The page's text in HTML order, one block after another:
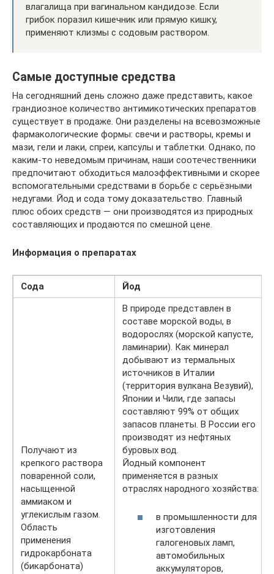
влагалища при вагинальном кандидозе. Если
грибок поразил кишечник или прямую кишку,
применяют клизмы с содовым раствором.
Самые доступные средства
На сегодняшний день сложно даже представить, какое
грандиозное количество антимикотических препаратов
существует в продаже. Они разделены на всевозможные
фармакологические формы: свечи и растворы, кремы и
мази, гели и лаки, спреи, капсулы и таблетки. Однако, по
каким-то неведомым причинам, наши соотечественники
предпочитают обходиться малоэффективными и скорее
вспомогательными средствами в борьбе с серьёзными
недугами. Йод и сода тому доказательство. Главный
плюс обоих средств — они производятся из природных
составляющих и продаются по смешной цене.
Информация о препаратах
Сода Йод
Получают из
крепкого раствора
поваренной соли,
насыщенной
аммиаком и
углекислым газом.
Область
применения
гидрокарбоната
(бикарбоната)
В природе представлен в
составе морской воды, в
водорослях (морской капусте,
ламинарии). Как минерал
добывают из термальных
источников в Италии
(территория вулкана Везувий),
Японии и Чили, где запасы
составляют 99% от общих
запасов планеты. В России его
производят из нефтяных
буровых вод.
Йодный компонент
применяется в разных
отраслях народного хозяйства:
в промышленности для
изготовления
галогеновых ламп,
автомобильных
аккумуляторов,